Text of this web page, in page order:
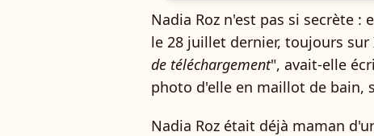
Nadia Roz n'est pas si secrète :
le 28 juillet dernier, toujours
de téléchargement", avait-elle
photo d'elle en maillot de bain,
Nadia Roz était déjà maman